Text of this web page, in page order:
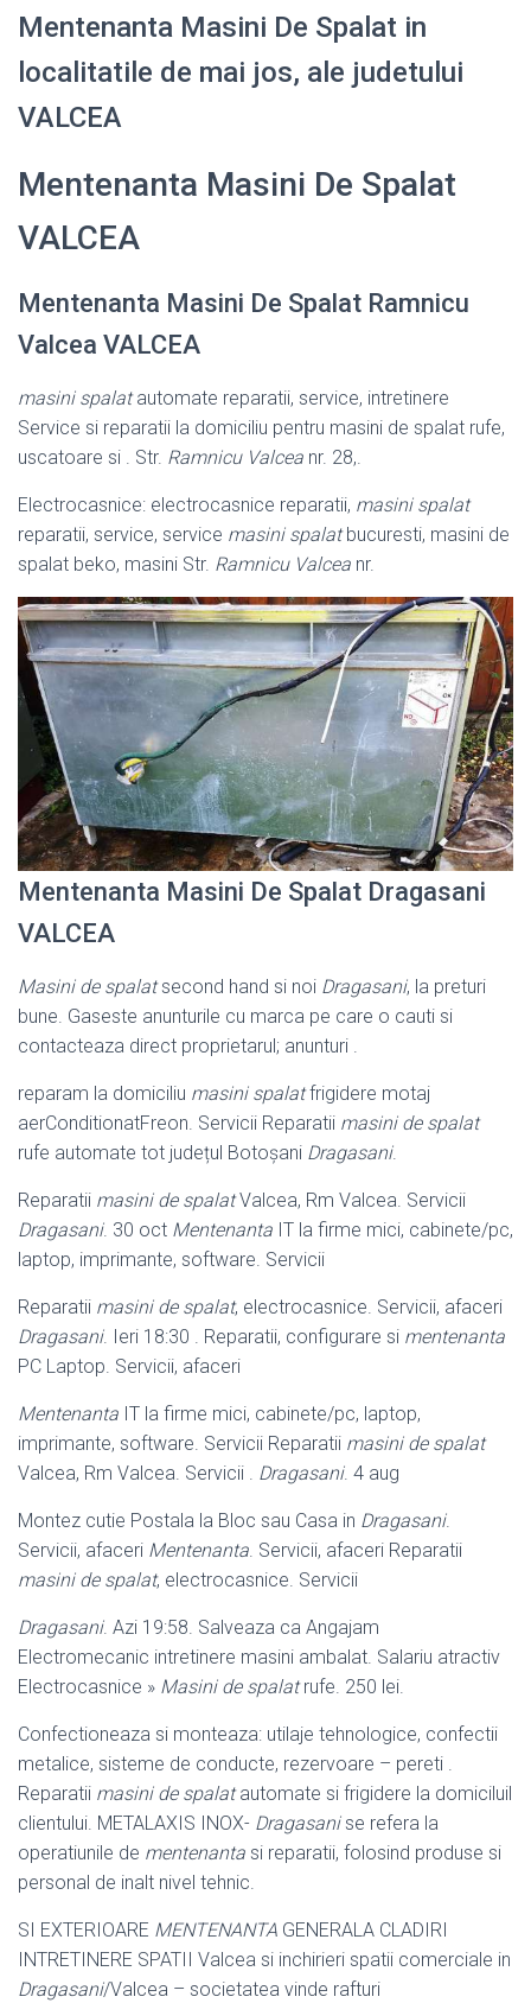
Mentenanta Masini De Spalat in
localitatile de mai jos, ale judetului
VALCEA
Mentenanta Masini De Spalat
VALCEA
Mentenanta Masini De Spalat Ramnicu
Valcea VALCEA
masini spalatautomate reparatii, service, intretinere
Service si reparatii la domiciliu pentru masini de spalat rufe,
uscatoare si . Str. Ramnicu Valcea nr. 28,.
Electrocasnice: electrocasnice reparatii, masini spalat
reparatii, service, service masini spalatbucuresti, masini de
spalat beko, masini Str. Ramnicu Valcea nr.
Mentenanta Masini De Spalat Dragasani
VALCEA
Masini de spalatsecond hand si noi Dragasani, la preturi
bune. Gaseste anunturile cu marca pe care o cauti si
contacteaza direct proprietarul; anunturi .
reparam la domiciliu masini spalatfrigidere motaj
aerConditionatFreon. Servicii Reparatii masini de spalat
rufe automate tot județul Botoșani Dragasani.
Reparatii masini de spalatValcea, Rm Valcea. Servicii
Dragasani. 30 oct Mentenanta IT la firme mici, cabinete/pc,
laptop, imprimante, software. Servicii
Reparatii masini de spalat, electrocasnice. Servicii, afaceri
Dragasani. Ieri 18:30 . Reparatii, configurare si mentenanta
PC Laptop. Servicii, afaceri
Mentenanta IT la firme mici, cabinete/pc, laptop,
imprimante, software. Servicii Reparatii masini de spalat
Valcea, Rm Valcea. Servicii . Dragasani. 4 aug
Montez cutie Postala la Bloc sau Casa in Dragasani.
Servicii, afaceri Mentenanta. Servicii, afaceri Reparatii
masini de spalat, electrocasnice. Servicii
Dragasani. Azi 19:58. Salveaza ca Angajam
Electromecanic intretinere masini ambalat. Salariu atractiv
Electrocasnice » Masini de spalatrufe. 250 lei.
Confectioneaza si monteaza: utilaje tehnologice, confectii
metalice, sisteme de conducte, rezervoare – pereti .
Reparatii masini de spalatautomate si frigidere la domiciluil
clientului. METALAXIS INOX- Dragasanise refera la
operatiunile de mentenanta si reparatii, folosind produse si
personal de inalt nivel tehnic.
SI EXTERIOARE MENTENANTA GENERALA CLADIRI
INTRETINERE SPATII Valcea si inchirieri spatii comerciale in
Dragasani/Valcea – societatea vinde rafturi